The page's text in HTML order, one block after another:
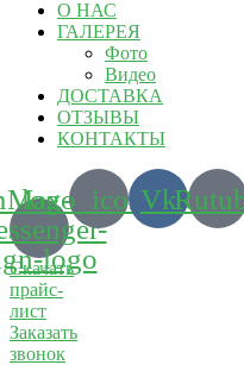
О НАС
ГАЛЕРЕЯ
Фото
Видео
ДОСТАВКА
ОТЗЫВЫ
КОНТАКТЫ
Max-
logo
Vk
Скачать
прайс-
лист
Заказать
звонок